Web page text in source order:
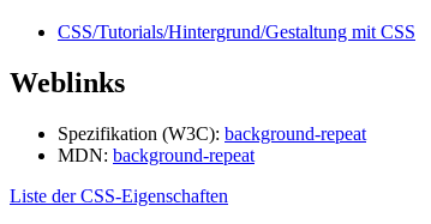
CSS/Tutorials/Hintergrund/Gestaltung mit CSS
Weblinks
Spezifikation (W3C): background-repeat
MDN: background-repeat
Liste der CSS-Eigenschaften